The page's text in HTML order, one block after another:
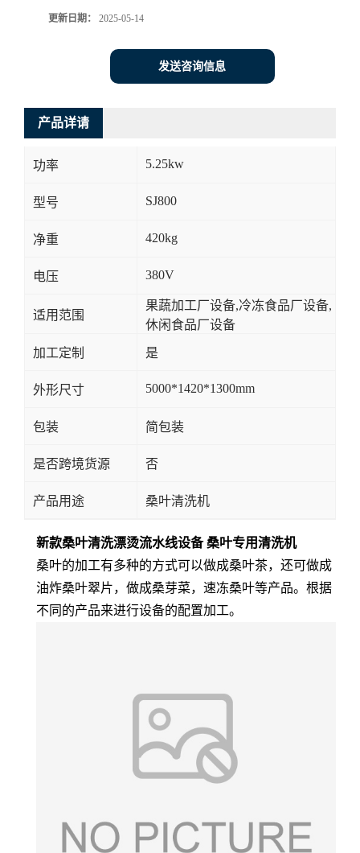
更新日期： 2025-05-14
发送咨询信息
产品详请
功率 5.25kw
型号 SJ800
净重 420kg
电压 380V
适用范围
果蔬加工厂设备,冷冻食品厂设备,
休闲食品厂设备
加工定制 是
外形尺寸 5000*1420*1300mm
包装 简包装
是否跨境货源 否
产品用途 桑叶清洗机
新款桑叶清洗漂烫流水线设备 桑叶专用清洗机
桑叶的加工有多种的方式可以做成桑叶茶，还可做成
油炸桑叶翠片，做成桑芽菜，速冻桑叶等产品。根据
不同的产品来进行设备的配置加工。